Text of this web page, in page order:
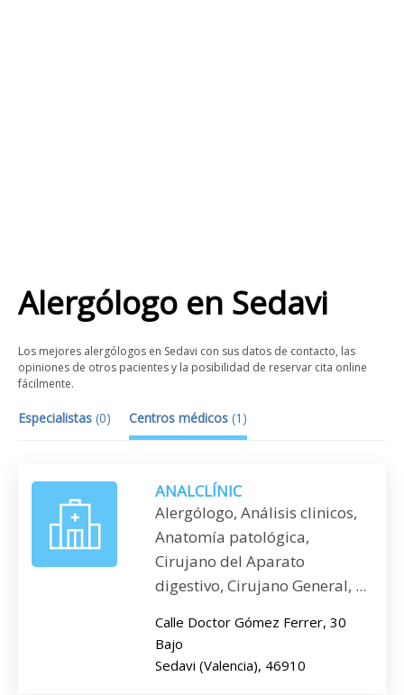
Alergólogo en Sedavi
Los mejores alergólogos en Sedavi con sus datos de contacto, las
opiniones de otros pacientes y la posibilidad de reservar cita online
fácilmente.
Especialistas (0) Centros médicos (1 )
ANALCLÍNIC
Alergólogo, Análisis clinicos,
Anatomía patológica,
Cirujano del Aparato
digestivo, Cirujano General, ...
Calle Doctor Gómez Ferrer, 30
Bajo
Sedavi (Valencia), 46910